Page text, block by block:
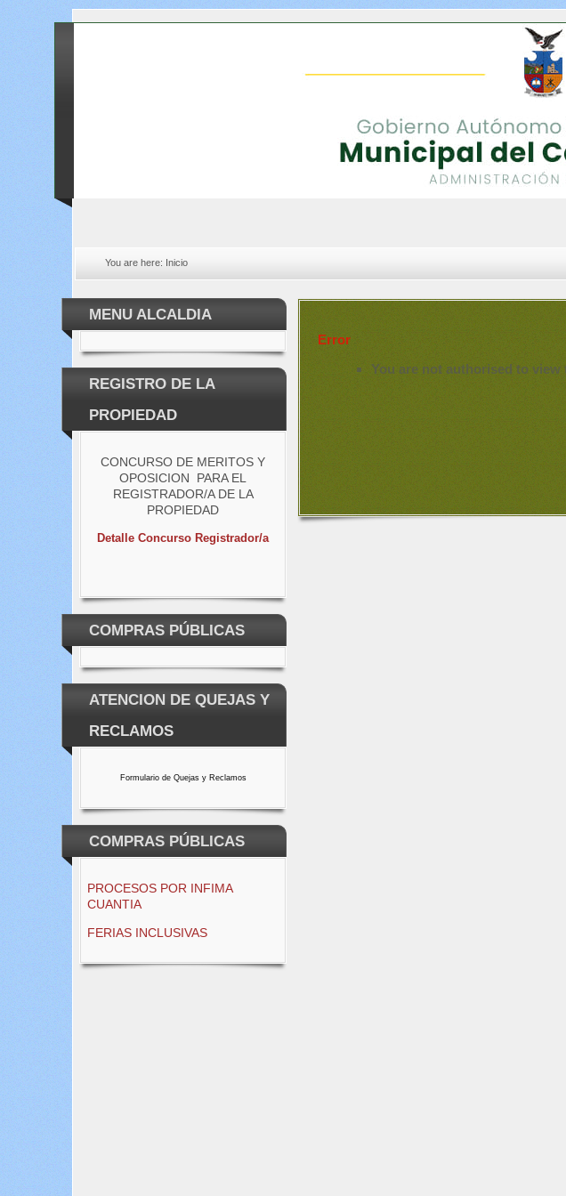
You are here: Inicio
MENU ALCALDIA
REGISTRO DE LA
PROPIEDAD
CONCURSO DE MERITOS Y
OPOSICION PARA EL
REGISTRADOR/A DE LA
PROPIEDAD
Detalle Concurso Registrador/a
COMPRAS PÚBLICAS
ATENCION DE QUEJAS Y
RECLAMOS
Formulario de Quejas y Reclamos
COMPRAS PÚBLICAS
PROCESOS POR INFIMA
CUANTIA
FERIAS INCLUSIVAS
Error
You are not authorised to view